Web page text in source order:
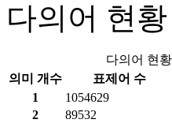
다의어 현황
다의어 현
의미 개수
표제어 수
1
1054629
2
89532